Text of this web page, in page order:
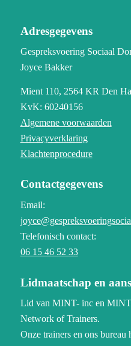
Adresgegevens
Gespreksvoering Sociaal
Joyce Bakker
Mient 110, 2564 KR Den
KvK: 60240156
Algemene voorwaarden
Privacyverklaring
Klachtenprocedure
Contactgegevens
Email:
Telefonisch contact:
06 15 46 52 33
Lidmaatschap en
Lid van MINT- inc en
Network of Trainers.
Onze trainers en ons